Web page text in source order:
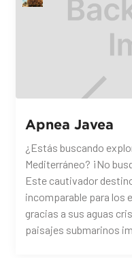
Apnea Javea
¿Estás buscando
Mediterráneo? ¡No
Este cautivador
incomparable para los
gracias a sus aguas
paisajes submarinos